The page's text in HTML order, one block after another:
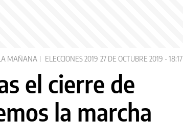
MAÑANA ELECCIONES 2019 27 DE OCTUBRE 2019 - 18:17
el cierre de
la marcha